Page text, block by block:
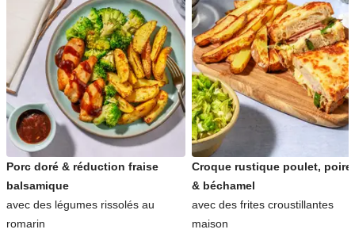
Idée Recettes méditerranéennes
Idée Recettes indonésiennes
Idée Recettes portugaises
Idée Recettes traditionnelles
Porc doré & réduction fraise
balsamique
avec des légumes rissolés au
romarin
Croque rustique poulet,
& béchamel
avec des frites croustillantes
maison